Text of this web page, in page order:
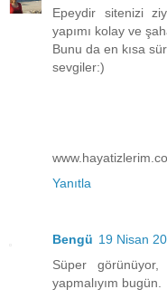
Epeydir sitenizi
yapımı kolay ve
Bunu da en kısa
sevgiler:)
Yanıtla
Bengü 19 Nisan
Süper
yapmalıyım bugün.